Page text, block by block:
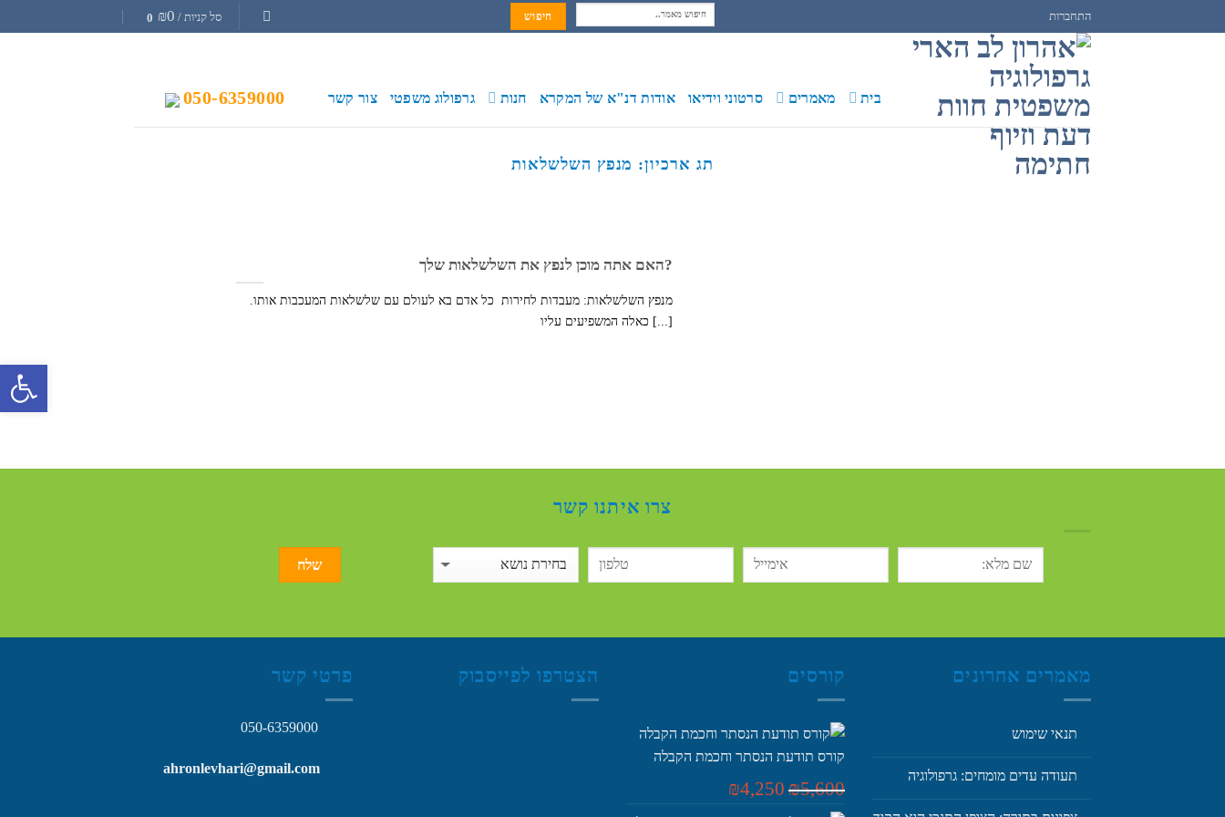
to
התחברות סל קניות / ₪0
0
בית מאמרים סרטוני וידיאו אודות דנ"א של המקרא חנות גרפולוג משפטי צור קשר 050-6359000
תג ארכיון: מנפץ השלשלאות
האם אתה מוכן לנפץ את השלשלאות שלך?
מנפץ השלשלאות: מעבדות לחירות כל אדם בא לעולם עם שלשלאות המעכבות אותו.
כאלה המשפיעים עליו [...]
צרו איתנו קשר
מאמרים אחרונים
תנאי שימוש
תעודה עדים מומחים: גרפולוגיה
קורסים
קורס תודעת הנסתר וחכמת הקבלה
₪5,600
המחיר
₪4,250
הצטרפו לפייסבוק פרטי קשר
050-6359000
ahronlevhari@gmail.com
פתח